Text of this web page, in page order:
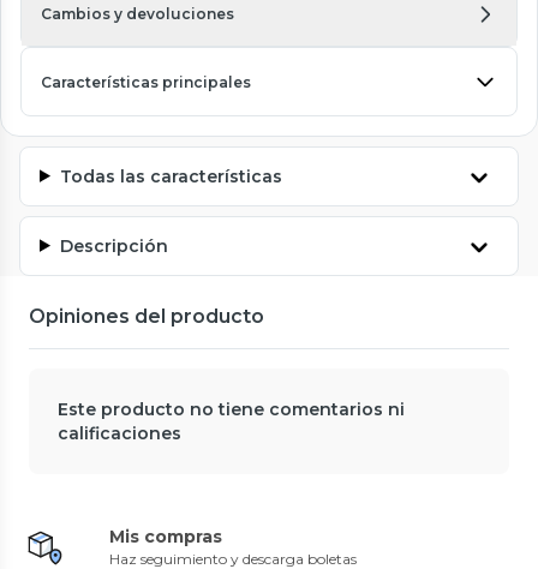
Cambios y devoluciones
Características principales
Todas las características
Descripción
Opiniones del producto
Este producto no tiene comentarios ni
calificaciones
Mis compras
Haz seguimiento y descarga boletas